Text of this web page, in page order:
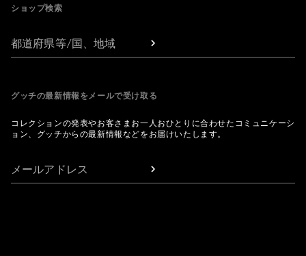
ショップ検索
都道府県等/国、地域
グッチの最新情報をメールで受け取る
コレクションの発表やお客さまお一人おひとりに合わせたコミュニケーシ
ョン、グッチからの最新情報などをお届けいたします。
メールアドレス